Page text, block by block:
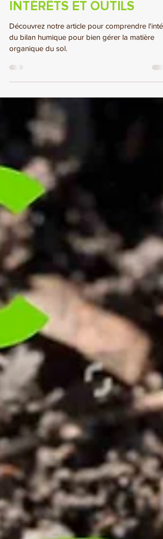
PRINCIPE DE CALCUL,
INTÉRÊTS ET OUTILS
Découvrez notre article pour comprendre
du bilan humique pour bien gérer la matière
organique du sol.